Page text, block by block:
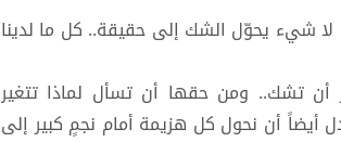
لا شيء يحوّل الشك إلى حقيقة.. كل ما لدينا
أن تشك.. ومن حقها أن تسأل لماذا تتغير
أن نحول كل هزيمة أمام نجمٍ كبير إلى